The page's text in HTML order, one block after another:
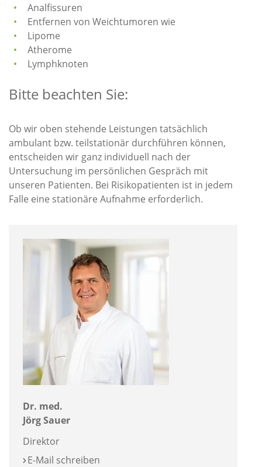
Analfissuren
Entfernen von Weichtumoren wie
Lipome
Atherome
Lymphknoten
Bitte beachten Sie:
Ob wir oben stehende Leistungen tatsächlich
ambulant bzw. teilstationär durchführen können,
entscheiden wir ganz individuell nach der
Untersuchung im persönlichen Gespräch mit
unseren Patienten. Bei Risikopatienten ist in jedem
Falle eine stationäre Aufnahme erforderlich.
Dr. med.
Jörg Sauer
Direktor
E-Mail schreiben